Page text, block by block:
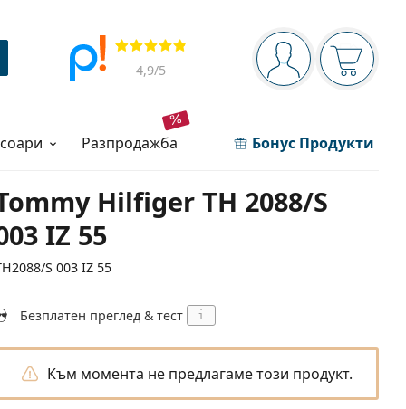
Navigation panel
Вие сте вписани
Прегледи
4,9/5
разпродажба Бонус Продукти
Hilfiger TH 2088/S
IZ 55
S 003 IZ 55
Безплатен преглед & тест i
Към момента не предлагаме този продукт.